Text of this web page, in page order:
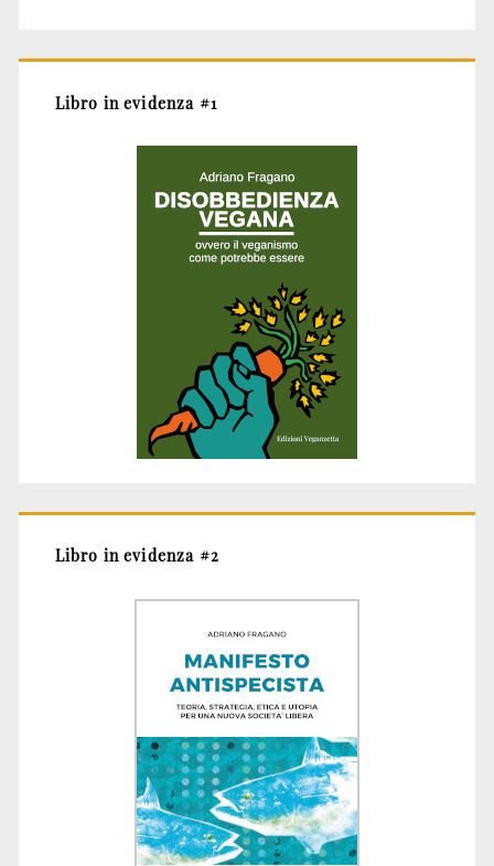
Libro in evidenza #1
Libro in evidenza #2